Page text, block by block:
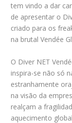
tem vindo a dar
de apresentar o
criado para os
na brutal Vendée
O Diver NET
inspira-se não só
estranhamente
na visão da
realçam a
aquecimento